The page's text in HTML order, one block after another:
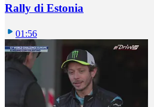
Rally di Estonia
01:56